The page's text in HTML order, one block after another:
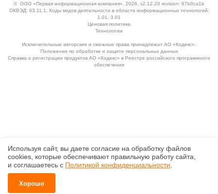
© ООО «Первая информационная компания» , 2026, v2.12.20 revision: 67b0ca1b
ОКВЭД: 63.11.1, Коды видов деятельности в области информационных технологий:
1.01, 3.01
Ценовая политика
Технологии
Исключительные авторские и смежные права принадлежат АО «Кодекс».
Положение по обработке и защите персональных данных
Справка о регистрации продуктов АО «Кодекс» в Реестре российского программного
обеспечения
Используя сайт, вы даете согласие на обработку файлов
сооkiеs, которые обеспечивают правильную работу сайта,
и соглашаетесь с Политикой конфиденциальности.
Хорошо